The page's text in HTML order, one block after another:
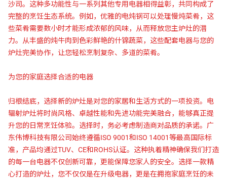
沙司。这种多功能性与一系列其他专用电器相得益彰，共同构成了
完整的烹饪生态系统。例如，优雅的电炖锅可以处理慢炖菜肴，这
些菜肴需要数小时才能形成浓郁的风味，从而释放您主炉灶的潜
力。从丰盛的炖牛肉到色彩鲜艳的什锦蔬菜，这些配套电器与您的
炉灶完美协作，让您轻松烹制复杂、多道的菜肴。
为您的家庭选择合适的电器
归根结底，选择新的炉灶是对您的家居和生活方式的一项投资。电
辐射炉灶将时尚风格、卓越性能和先进功能完美融合，能够真正提
升您的日常烹饪体验。选择时，务必考虑制造商对品质的承诺。广
东伟博科技有限公司始终遵循ISO 9001和ISO 14001等最高国际标
准，产品均通过TUV、CE和ROHS认证。这种执着精神确保我们打造
的每一台电器不仅创新可靠，更能保障您家人的安全。选择一款精
心打造的炉灶，您不仅仅是在升级电器，更是在拥抱家庭烹饪的未